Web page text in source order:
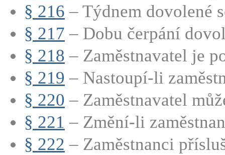
§ 216 – Týdnem dovolené
§ 217 – Dobu čerpání
§ 218 – Zaměstnavatel je
§ 219 – Nastoupí-li
§ 220 – Zaměstnavatel
§ 221 – Změní-li
§ 222 – Zaměstnanci